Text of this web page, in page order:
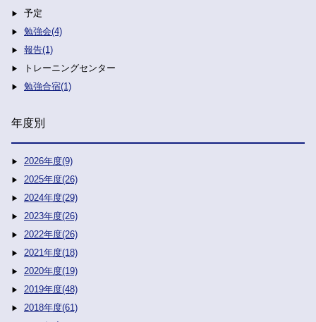
予定
勉強会(4)
報告(1)
トレーニングセンター
勉強合宿(1)
年度別
2026年度(9)
2025年度(26)
2024年度(29)
2023年度(26)
2022年度(26)
2021年度(18)
2020年度(19)
2019年度(48)
2018年度(61)